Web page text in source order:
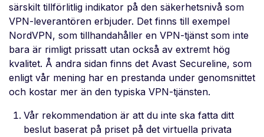
särskilt tillförlitlig indikator på den säkerhetsnivå som
VPN-leverantören erbjuder. Det finns till exempel
NordVPN, som tillhandahåller en VPN-tjänst som inte
bara är rimligt prissatt utan också av extremt hög
kvalitet. Å andra sidan finns det Avast Secureline, som
enligt vår mening har en prestanda under genomsnittet
och kostar mer än den typiska VPN-tjänsten.
Vår rekommendation är att du inte ska fatta ditt
beslut baserat på priset på det virtuella privata